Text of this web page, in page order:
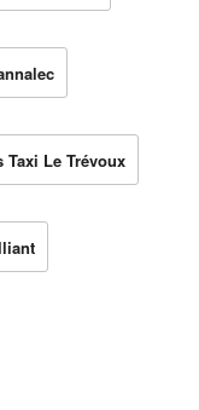
Taxi Le Trévoux